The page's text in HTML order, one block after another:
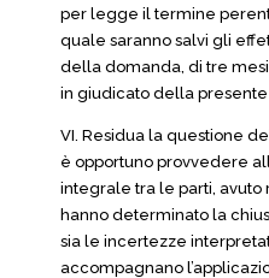
per legge il termine
quale saranno salvi gli
della domanda, di tre
in giudicato della presente
VI. Residua la questione
è opportuno provvedere
integrale tra le parti, avuto
hanno determinato la
sia le incertezze
accompagnano